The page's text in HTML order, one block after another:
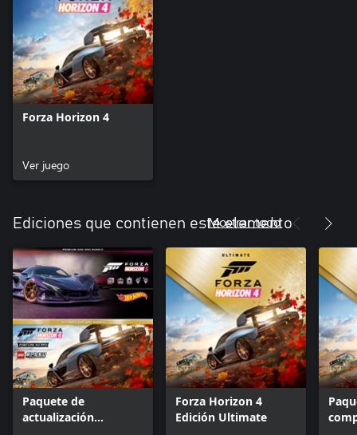
Forza Horizon 4
Ver juego
Ediciones que contienen este elemento
Mostrar todo
Paquete de
actualización
Forza Horizon 4
Edición Ultimate